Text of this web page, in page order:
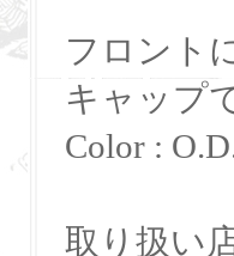
フロント
キャップ
Color :
取り扱い